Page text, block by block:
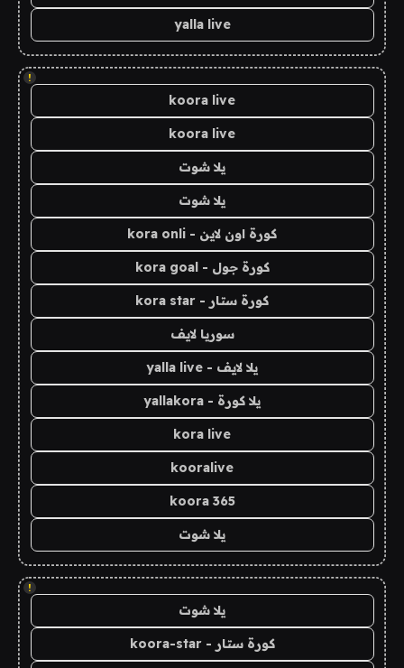
yalla live
!
koora live
koora live
يلا شوت
يلا شوت
كورة اون لاين - kora onli
كورة جول - kora goal
كورة ستار - kora star
سوريا لايف
يلا لايف - yalla live
يلا كورة - yallakora
kora live
kooralive
koora 365
يلا شوت
!
يلا شوت
كورة ستار - koora-star